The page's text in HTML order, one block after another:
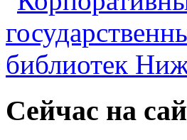
Сейчас на